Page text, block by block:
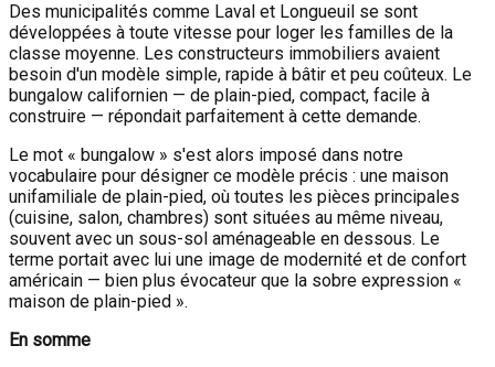
Des municipalités comme Laval et Longueuil se sont
développées à toute vitesse pour loger les familles de la
classe moyenne. Les constructeurs immobiliers avaient
besoin d'un modèle simple, rapide à bâtir et peu coûteux. Le
bungalow californien — de plain-pied, compact, facile à
construire — répondait parfaitement à cette demande.
Le mot « bungalow » s'est alors imposé dans notre
vocabulaire pour désigner ce modèle précis : une maison
unifamiliale de plain-pied, où toutes les pièces principales
(cuisine, salon, chambres) sont situées au même niveau,
souvent avec un sous-sol aménageable en dessous. Le
terme portait avec lui une image de modernité et de confort
américain — bien plus évocateur que la sobre expression «
maison de plain-pied ».
En somme